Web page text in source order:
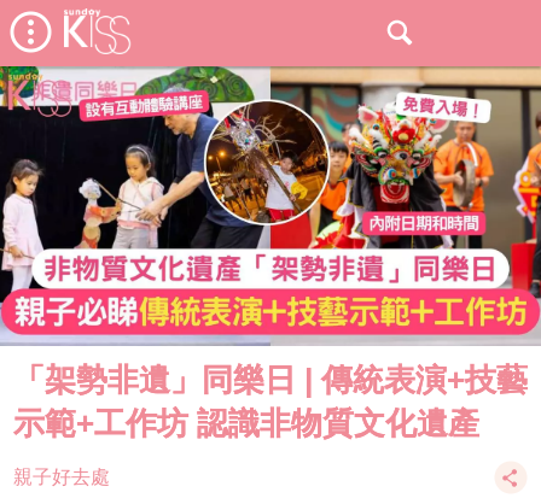
「架勢非遺」同樂日 | 傳統表演+技藝
示範+工作坊 認識非物質文化遺產
親子好去處